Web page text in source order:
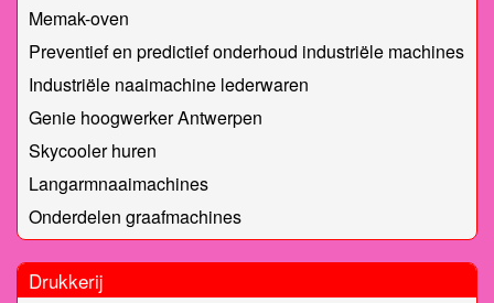
Memak-oven
Preventief en predictief onderhoud industriële machines
Industriële naaimachine lederwaren
Genie hoogwerker Antwerpen
Skycooler huren
Langarmnaaimachines
Onderdelen graafmachines
Drukkerij